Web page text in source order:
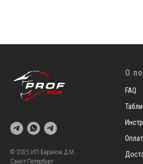
© 2025 ИП Баранов Д.М.
Санкт-Петербург
О
FAQ